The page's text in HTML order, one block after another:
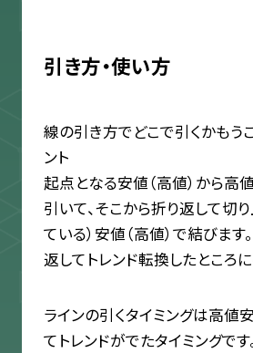
引き方・使い方
線の引き方でどこで引くかもう
ント
起点となる安値（高値）から高
引いて、そこから折り返して切
ている）安値（高値）で結びます
返してトレンド転換したところに
ラインの引くタイミングは高値
てトレンドがでたタイミングです